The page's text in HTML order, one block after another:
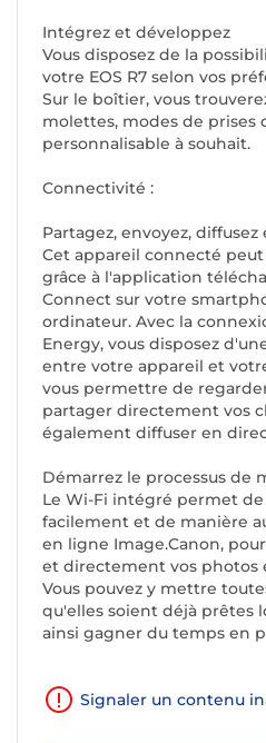
Intégrez et développez
Vous disposez de la
votre EOS R7 selon vos
Sur le boîtier, vous
molettes, modes de prises
personnalisable à souhait.
Connectivité :
Partagez, envoyez, diffusez
Cet appareil connecté
grâce à l'application
Connect sur votre
ordinateur. Avec la
Energy, vous disposez
entre votre appareil et
vous permettre de
partager directement vos
également diffuser en
Démarrez le processus de
Le Wi-Fi intégré permet
facilement et de manière
en ligne Image.Canon,
et directement vos photos
Vous pouvez y mettre
qu'elles soient déjà prêtes
ainsi gagner du temps en
Signaler un contenu